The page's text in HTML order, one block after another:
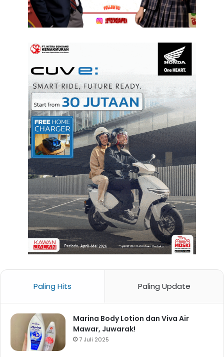
Paling Hits Paling Update
Marina Body Lotion dan Viva Air
Mawar, Juwarak!
7 Juli 2025